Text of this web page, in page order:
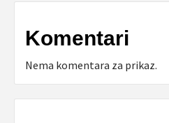
Komentari
Nema komentara za prikaz.